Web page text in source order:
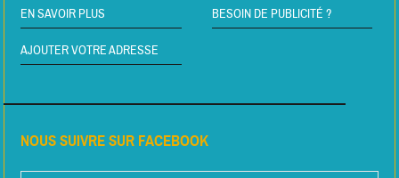
EN SAVOIR PLUS BESOIN DE PUBLICITÉ ?
AJOUTER VOTRE ADRESSE
NOUS SUIVRE SUR FACEBOOK